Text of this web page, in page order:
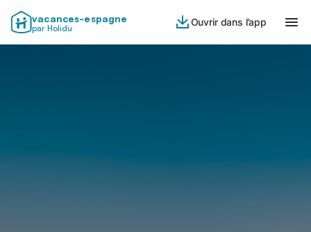
vacances-espagne
par Holidu
Ouvrir dans l’app